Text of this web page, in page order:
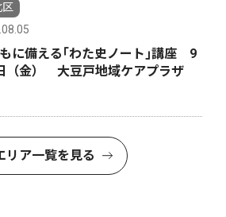
区
に備える｢わた史ノート｣講座 9
（金） 大豆戸地域ケアプラザ
リア一覧を見る